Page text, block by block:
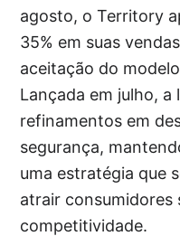
agosto, o Territory
35% em suas
aceitação do
Lançada em julho,
refinamentos em
segurança,
uma estratégia que
atrair consumidores
competitividade.